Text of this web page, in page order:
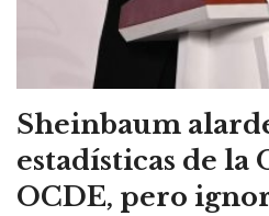
Sheinbaum
estadísticas de la
OCDE, pero